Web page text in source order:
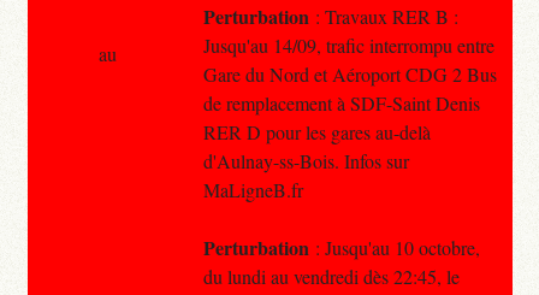
Perturbation : Travaux RER B :
Jusqu'au 14/09, trafic interrompu entre
Gare du Nord et Aéroport CDG 2 Bus
de remplacement à SDF-Saint Denis
RER D pour les gares au-delà
d'Aulnay-ss-Bois. Infos sur
MaLigneB.fr
Perturbation : Jusqu'au 10 octobre,
du lundi au vendredi dès 22:45, le
au